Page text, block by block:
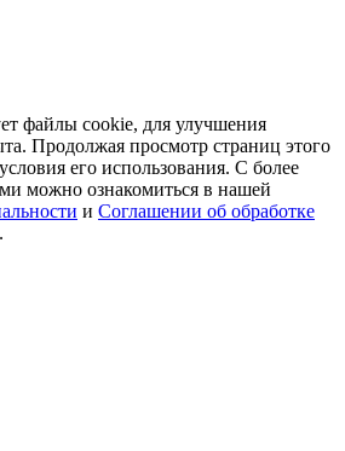
файлы cookie, для улучшения
Продолжая просмотр страниц этого
его использования. С более
можно ознакомиться в нашей
и Соглашении об обработке
.